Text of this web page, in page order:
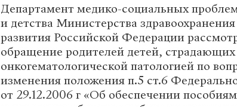
Департамент медико-социальных
и детства Министерства
развития Российской Федерации
обращение родителей детей, страдающих
онкогематологической патологией по
изменения положения п.5 ст.6
от 29.12.2006 г «Об обеспечении